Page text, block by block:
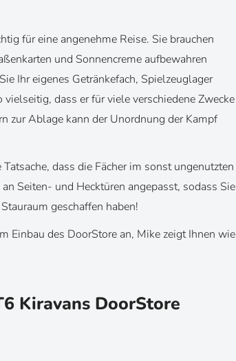
für eine angenehme Reise. Sie brauchen
und Sonnencreme aufbewahren
Ihr eigenes Getränkefach, Spielzeuglager
dass er für viele verschiedene Zwecke
zur Ablage kann der Unordnung der Kampf
dass die Fächer im sonst ungenutzten
Seiten- und Hecktüren angepasst, sodass Sie
geschaffen haben!
Einbau des DoorStore an, Mike zeigt Ihnen wie
Kiravans DoorStore